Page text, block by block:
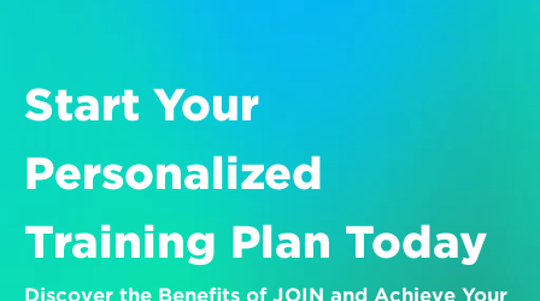
Start Your
Personalized
Training Plan Today
Discover the Benefits of JOIN and Achieve Your